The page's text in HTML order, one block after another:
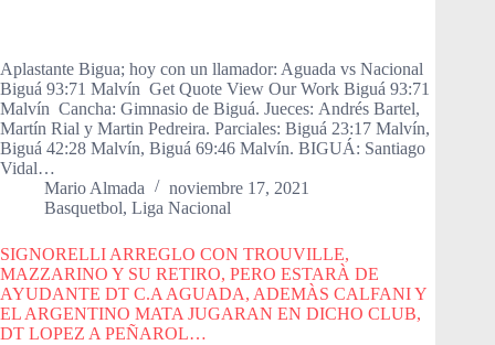
Aplastante Bigua; hoy con un llamador: Aguada vs Nacional
Biguá 93:71 Malvín Get Quote View Our Work Biguá 93:71
Malvín Cancha: Gimnasio de Biguá. Jueces: Andrés Bartel,
Martín Rial y Martin Pedreira. Parciales: Biguá 23:17 Malvín,
Biguá 42:28 Malvín, Biguá 69:46 Malvín. BIGUÁ: Santiago
Vidal…
Mario Almada
noviembre 17, 2021
Basquetbol, Liga Nacional
SIGNORELLI ARREGLO CON TROUVILLE,
MAZZARINO Y SU RETIRO, PERO ESTARÀ DE
AYUDANTE DT C.A AGUADA, ADEMÀS CALFANI Y
EL ARGENTINO MATA JUGARAN EN DICHO CLUB,
DT LOPEZ A PEÑAROL…